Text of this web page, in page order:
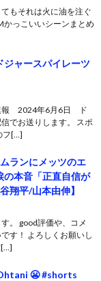
もそれは火に油を注ぐ
かっこいいシーンまとめ
ジャースパイレーツ
報 2024年6月6日 ド
でお送りします。 スポ
フ[…]
ランにメッツのエ
の本音「正直自信が
翔平/山本由伸】
。 good評価や、コメ
す！ よろしくお願いし
[…]
😬 #shorts